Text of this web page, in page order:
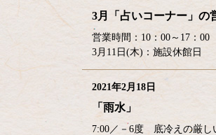
3月「占いコーナー」の
営業時間：10：00～17：
3月11日(木)：施設休館
2021年2月18日
「雨水」
7:00／－6度 底冷えの厳し